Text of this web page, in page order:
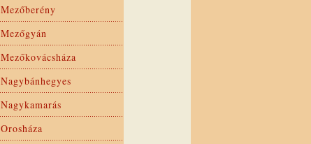
Mezőberény
Mezőgyán
Mezőkovácsháza
Nagybánhegyes
Nagykamarás
Orosháza